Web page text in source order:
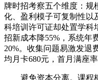
牌时招考察五个维度：
化、盈利模子可复制性以
科培训许可证却处置学科
招新成本降55%，系统年
20%。收集问题易激发退
均月卡680元，首月满座率
避免资本分离。课程板